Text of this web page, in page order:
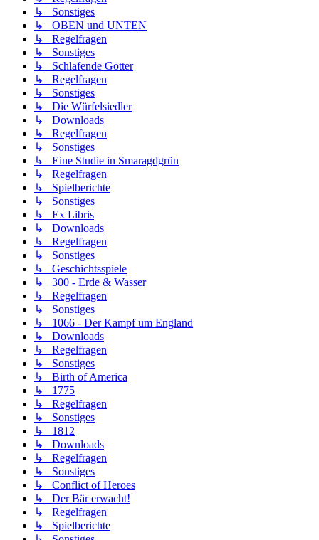
↳ Sonstiges
↳ OBEN und UNTEN
↳ Regelfragen
↳ Sonstiges
↳ Schlafende Götter
↳ Regelfragen
↳ Sonstiges
↳ Die Würfelsiedler
↳ Downloads
↳ Regelfragen
↳ Sonstiges
↳ Eine Studie in Smaragdgrün
↳ Regelfragen
↳ Spielberichte
↳ Sonstiges
↳ Ex Libris
↳ Downloads
↳ Regelfragen
↳ Sonstiges
↳ Geschichtsspiele
↳ 300 - Erde & Wasser
↳ Regelfragen
↳ Sonstiges
↳ 1066 - Der Kampf um England
↳ Downloads
↳ Regelfragen
↳ Sonstiges
↳ Birth of America
↳ 1775
↳ Regelfragen
↳ Sonstiges
↳ 1812
↳ Downloads
↳ Regelfragen
↳ Sonstiges
↳ Conflict of Heroes
↳ Der Bär erwacht!
↳ Regelfragen
↳ Spielberichte